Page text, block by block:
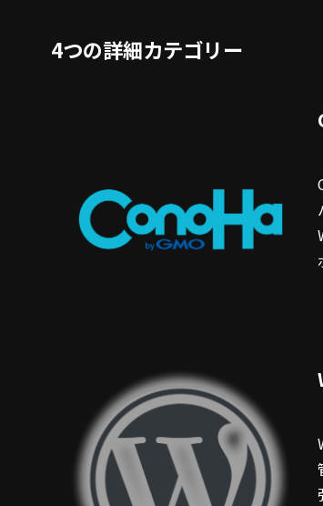
4つの詳細カテゴリー